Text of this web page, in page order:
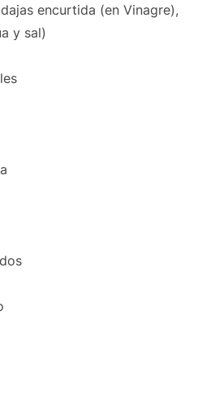
encurtida (en Vinagre),
y sal)